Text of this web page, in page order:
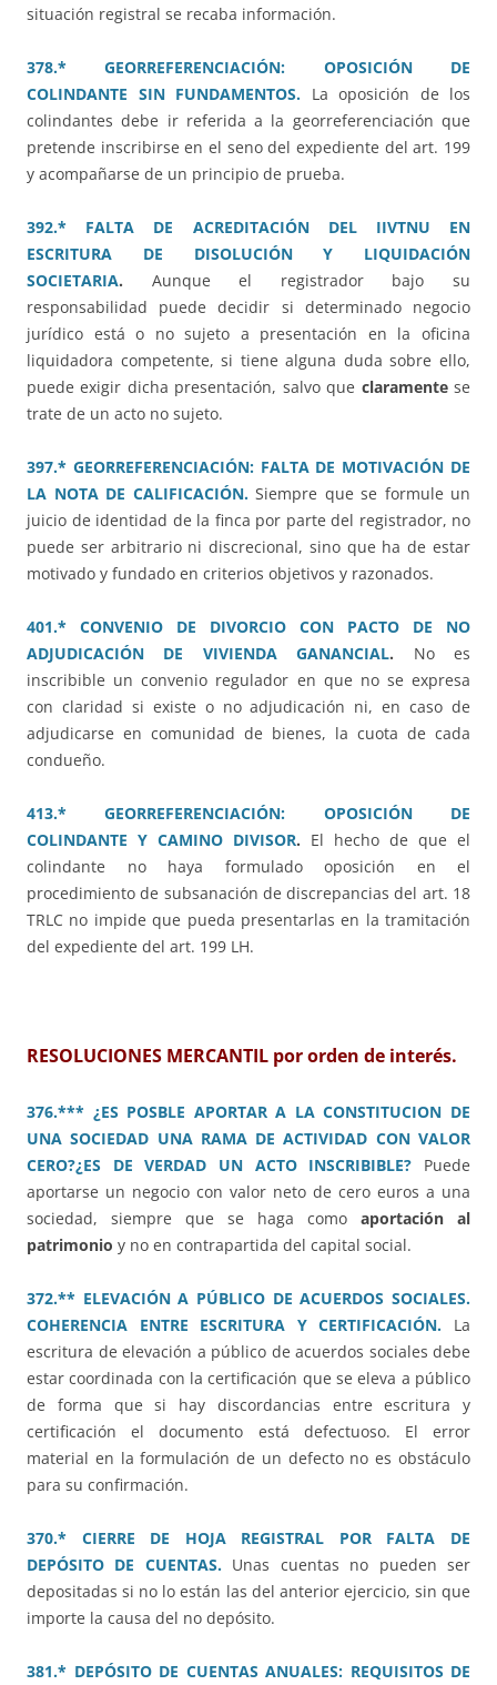
situación registral se recaba información.
378.* GEORREFERENCIACIÓN: OPOSICIÓN DE
COLINDANTE SIN FUNDAMENTOS. La oposición de los
colindantes debe ir referida a la georreferenciación que
pretende inscribirse en el seno del expediente del art. 199
y acompañarse de un principio de prueba.
392.* FALTA DE ACREDITACIÓN DEL IIVTNU EN
ESCRITURA DE DISOLUCIÓN Y LIQUIDACIÓN
SOCIETARIA. Aunque el registrador bajo su
responsabilidad puede decidir si determinado negocio
jurídico está o no sujeto a presentación en la oficina
liquidadora competente, si tiene alguna duda sobre ello,
puede exigir dicha presentación, salvo que claramentese
trate de un acto no sujeto.
397.* GEORREFERENCIACIÓN: FALTA DE MOTIVACIÓN DE
LA NOTA DE CALIFICACIÓN. Siempre que se formule un
juicio de identidad de la finca por parte del registrador, no
puede ser arbitrario ni discrecional, sino que ha de estar
motivado y fundado en criterios objetivos y razonados.
401.* CONVENIO DE DIVORCIO CON PACTO DE NO
ADJUDICACIÓN DE VIVIENDA GANANCIAL. No es
inscribible un convenio regulador en que no se expresa
con claridad si existe o no adjudicación ni, en caso de
adjudicarse en comunidad de bienes, la cuota de cada
condueño.
413.* GEORREFERENCIACIÓN: OPOSICIÓN DE
COLINDANTE Y CAMINO DIVISOR. El hecho de que el
colindante no haya formulado oposición en el
procedimiento de subsanación de discrepancias del art. 18
TRLC no impide que pueda presentarlas en la tramitación
del expediente del art. 199 LH.
RESOLUCIONES MERCANTIL por orden de interés.
376.*** ¿ES POSBLE APORTAR A LA CONSTITUCION DE
UNA SOCIEDAD UNA RAMA DE ACTIVIDAD CON VALOR
CERO?¿ES DE VERDAD UN ACTO INSCRIBIBLE? Puede
aportarse un negocio con valor neto de cero euros a una
sociedad, siempre que se haga como aportación al
patrimonio y no en contrapartida del capital social.
372.** ELEVACIÓN A PÚBLICO DE ACUERDOS SOCIALES.
COHERENCIA ENTRE ESCRITURA Y CERTIFICACIÓN.
La
escritura de elevación a público de acuerdos sociales debe
estar coordinada con la certificación que se eleva a público
de forma que si hay discordancias entre escritura y
certificación el documento está defectuoso. El error
material en la formulación de un defecto no es obstáculo
para su confirmación.
370.* CIERRE DE HOJA REGISTRAL POR FALTA DE
DEPÓSITO DE CUENTAS. Unas cuentas no pueden ser
depositadas si no lo están las del anterior ejercicio, sin que
importe la causa del no depósito.
381.* DEPÓSITO DE CUENTAS ANUALES: REQUISITOS DE